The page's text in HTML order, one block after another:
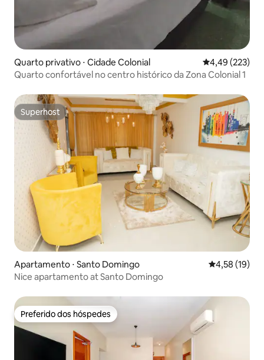
Quarto privativo ⋅ Cidade Colonial 4,49 de uma
4,49 (223)
Quarto confortável no centro histórico da Zona Colonial 1
Superhost
Superhost
Apartamento ⋅ Santo Domingo 4,58 de uma
4,58 (19)
Nice apartamento at Santo Domingo
Preferido dos hóspedes
Preferido dos hóspedes